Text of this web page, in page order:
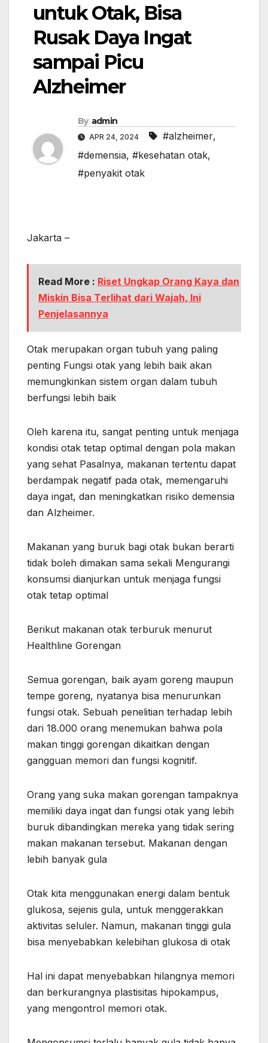
untuk Otak, Bisa
Rusak Daya Ingat
sampai Picu
Alzheimer
By admin
APR 24, 2024 #alzheimer,
#demensia, #kesehatan otak,
#penyakit otak
Jakarta –
Read More : Riset Ungkap Orang Kaya dan
Miskin Bisa Terlihat dari Wajah, Ini
Penjelasannya
Otak merupakan organ tubuh yang paling
penting Fungsi otak yang lebih baik akan
memungkinkan sistem organ dalam tubuh
berfungsi lebih baik
Oleh karena itu, sangat penting untuk menjaga
kondisi otak tetap optimal dengan pola makan
yang sehat Pasalnya, makanan tertentu dapat
berdampak negatif pada otak, memengaruhi
daya ingat, dan meningkatkan risiko demensia
dan Alzheimer.
Makanan yang buruk bagi otak bukan berarti
tidak boleh dimakan sama sekali Mengurangi
konsumsi dianjurkan untuk menjaga fungsi
otak tetap optimal
Berikut makanan otak terburuk menurut
Healthline Gorengan
Semua gorengan, baik ayam goreng maupun
tempe goreng, nyatanya bisa menurunkan
fungsi otak. Sebuah penelitian terhadap lebih
dari 18.000 orang menemukan bahwa pola
makan tinggi gorengan dikaitkan dengan
gangguan memori dan fungsi kognitif.
Orang yang suka makan gorengan tampaknya
memiliki daya ingat dan fungsi otak yang lebih
buruk dibandingkan mereka yang tidak sering
makan makanan tersebut. Makanan dengan
lebih banyak gula
Otak kita menggunakan energi dalam bentuk
glukosa, sejenis gula, untuk menggerakkan
aktivitas seluler. Namun, makanan tinggi gula
bisa menyebabkan kelebihan glukosa di otak
Hal ini dapat menyebabkan hilangnya memori
dan berkurangnya plastisitas hipokampus,
yang mengontrol memori otak.